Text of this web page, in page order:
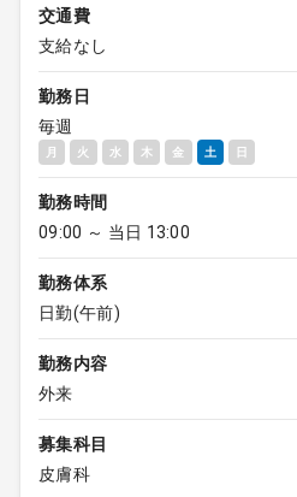
交通費
支給なし
勤務日
毎週
月 火 水 木 金 土 日
勤務時間
09:00 ～ 当日 13:00
勤務体系
日勤(午前)
勤務内容
外来
募集科目
皮膚科